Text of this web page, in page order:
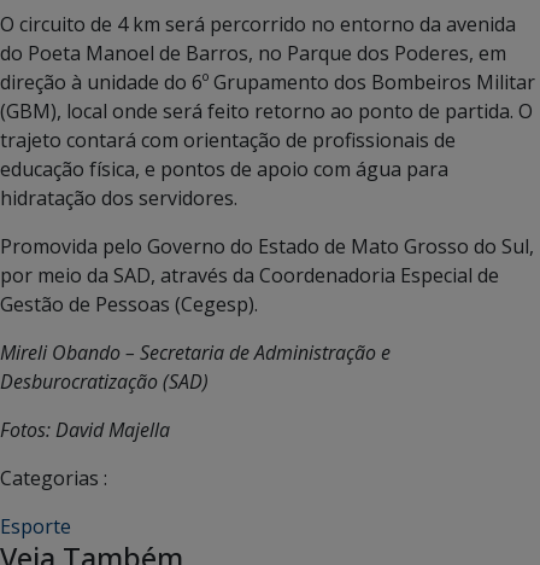
O circuito de 4 km será percorrido no entorno da avenida
do Poeta Manoel de Barros, no Parque dos Poderes, em
direção à unidade do 6º Grupamento dos Bombeiros Militar
(GBM), local onde será feito retorno ao ponto de partida. O
trajeto contará com orientação de profissionais de
educação física, e pontos de apoio com água para
hidratação dos servidores.
Promovida pelo Governo do Estado de Mato Grosso do Sul,
por meio da SAD, através da Coordenadoria Especial de
Gestão de Pessoas (Cegesp).
Mireli Obando – Secretaria de Administração e
Desburocratização (SAD)
Fotos: David Majella
Categorias :
Esporte